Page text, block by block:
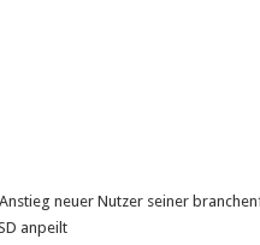
neuer Nutzer seiner
anpeilt